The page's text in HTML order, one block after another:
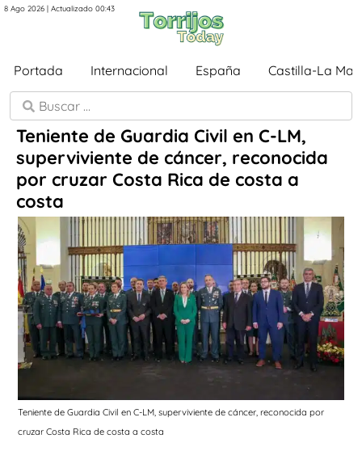
8 Ago 2026 | Actualizado 00:43
Portada Internacional España Castilla-La
Teniente de Guardia Civil en C-LM,
superviviente de cáncer, reconocida
por cruzar Costa Rica de costa a
costa
Teniente de Guardia Civil en C-LM, superviviente de cáncer, reconocida por
cruzar Costa Rica de costa a costa